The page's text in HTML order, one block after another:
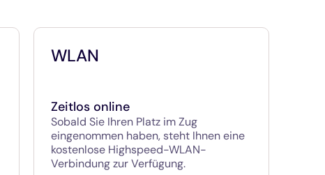
WLAN
Zeitlos online
Sobald Sie Ihren Platz im Zug
eingenommen haben, steht Ihnen eine
kostenlose Highspeed-WLAN-
Verbindung zur Verfügung.